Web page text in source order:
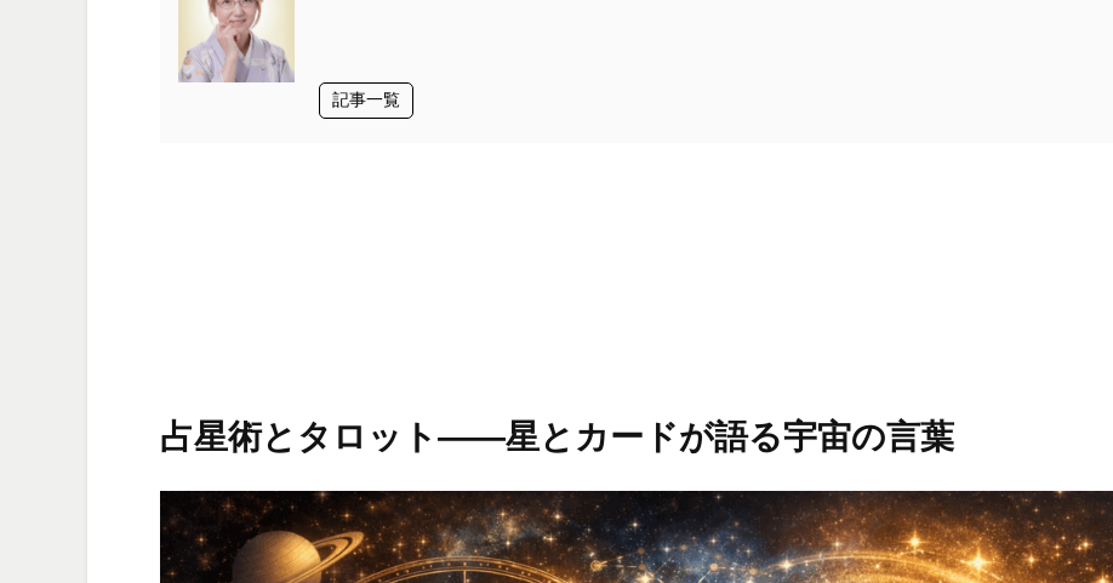
記事一覧
占星術とタロット――星とカードが語る宇宙の言葉